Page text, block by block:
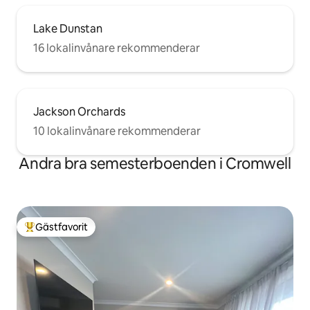
Lake Dunstan
16 lokalinvånare rekommenderar
Jackson Orchards
10 lokalinvånare rekommenderar
Andra bra semesterboenden i Cromwell
Populär gästfavorit
Gästfavorit